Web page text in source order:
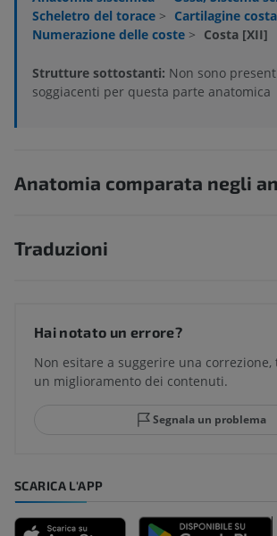
Scheletro del torace > Cartilagine
Numerazione delle coste > Costa [XII]
Strutture sottostanti: Non sono
soggiacenti per questa parte anatomica
Anatomia comparata negli
Traduzioni
Hai notato un errore?
Non esitare a suggerire una
un miglioramento dei contenuti.
Segnala un problema
SCARICA L'APP